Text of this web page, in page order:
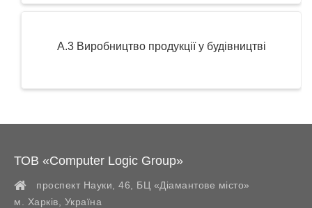
А.3 Виробництво продукції у будівництві
ТОВ «Computer Logic Group»
проспект Науки, 46, БЦ «Діамантове місто»
м. Харків
Україна